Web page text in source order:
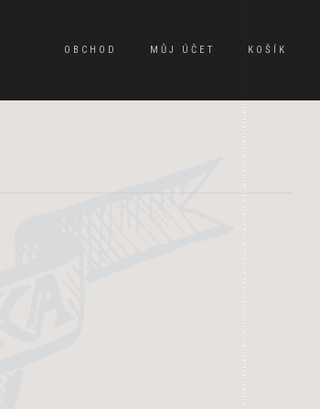
OBCHOD MŮJ ÚČET KOŠÍK